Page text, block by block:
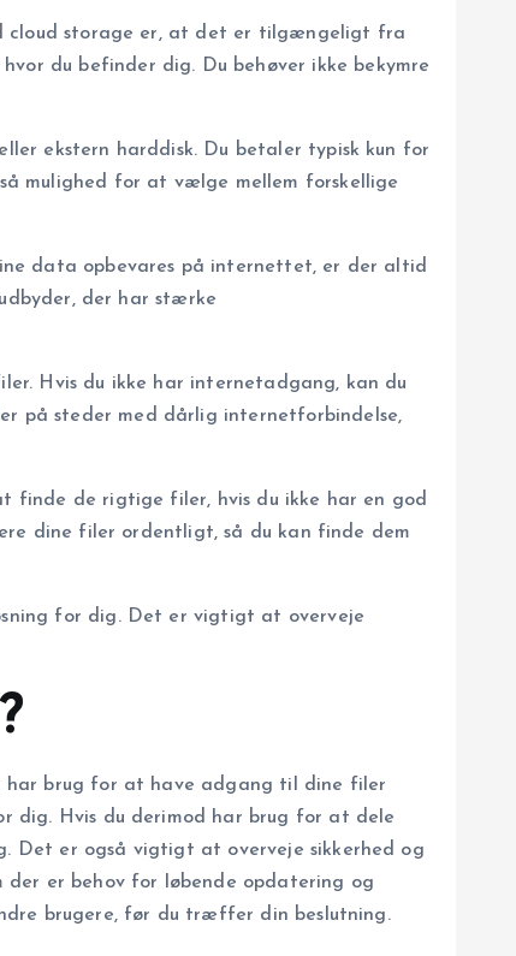
cloud storage er, at det er tilgængeligt fra
du befinder dig. Du behøver ikke bekymre
ekstern harddisk. Du betaler typisk kun for
mulighed for at vælge mellem forskellige
data opbevares på internettet, er der altid
der har stærke
Hvis du ikke har internetadgang, kan du
på steder med dårlig internetforbindelse,
de rigtige filer, hvis du ikke har en god
dine filer ordentligt, så du kan finde dem
for dig. Det er vigtigt at overveje
har brug for at have adgang til dine filer
dig. Hvis du derimod har brug for at dele
Det er også vigtigt at overveje sikkerhed og
der er behov for løbende opdatering og
brugere, før du træffer din beslutning.